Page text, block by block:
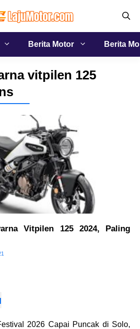
Berita Motor Berita
vitpilen 125
Vitpilen 125 2024, Paling
2026 Capai Puncak di Solo,